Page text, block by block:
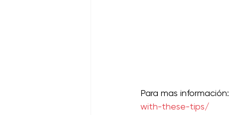
Para mas información:
with-these-tips/